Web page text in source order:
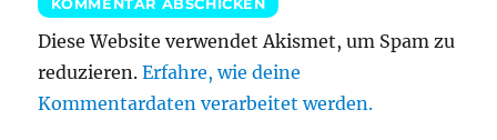
Diese Website verwendet Akismet, um Spam zu
reduzieren.Erfahre, wie deine
Kommentardaten verarbeitet werden.